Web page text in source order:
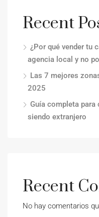
Recent
¿Por qué vender tu
agencia local y no
Las 7 mejores
2025
Guía completa para
siendo extranjero
Recent
No hay comentarios